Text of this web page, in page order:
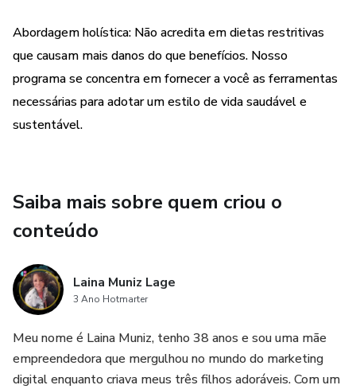
Lista de substituiçoes;
Rotina de exercícios simples e eficaz para fazer em casa;
Dicas de motivação e incentivo para você não desistir;
Mas ATENÇÃO, essa oferta é por tempo limitado!
Estamos disponibilizando este e-book com um desconto
essa oportunidade escapar! Seja uma das pessoas
privilegiadas a alcançar resultados surpreendentes em
tempo recorde.
Abordagem holística: Não acredita em dietas restritivas
que causam mais danos do que benefícios. Nosso
programa se concentra em fornecer a você as ferramentas
necessárias para adotar um estilo de vida saudável e
sustentável.
Saiba mais sobre quem criou o
conteúdo
Laina Muniz Lage
3 Ano Hotmarter
Meu nome é Laina Muniz, tenho 38 anos e sou uma mãe
empreendedora que mergulhou no mundo do marketing
digital enquanto criava meus três filhos adoráveis. Com um